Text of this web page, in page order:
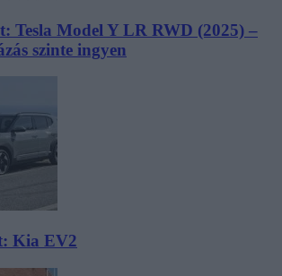
Tesla Model Y LR RWD (2025) –
szinte ingyen
Kia EV2